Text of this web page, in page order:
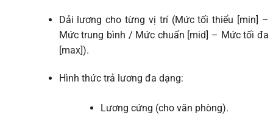
Dải lương cho từng vị trí (Mức tối thiểu [min] –
Mức trung bình / Mức chuẩn [mid] – Mức tối đa
[max]).
Hình thức trả lương đa dạng:
Lương cứng (cho văn phòng).